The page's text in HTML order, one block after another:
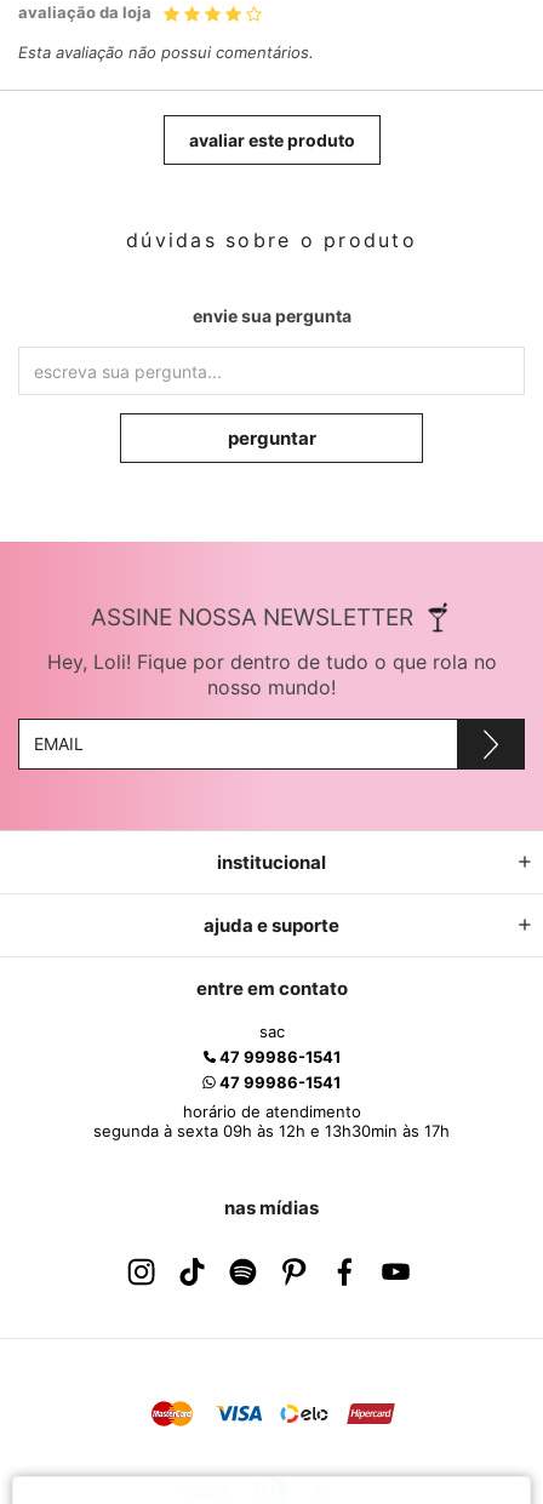
avaliação da loja
Esta avaliação não possui comentários.
avaliar este produto
dúvidas sobre o produto
envie sua pergunta
perguntar
ASSINE NOSSA NEWSLETTER
Hey, Loli! Fique por dentro de tudo o que rola no
nosso mundo!
institucional
ajuda e suporte
entre em contato
sac
47 99986-1541
47 99986-1541
horário de atendimento
segunda à sexta 09h às 12h e 13h30min às 17h
nas mídias